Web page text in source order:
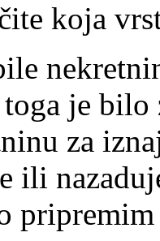
koja
je
za
ili